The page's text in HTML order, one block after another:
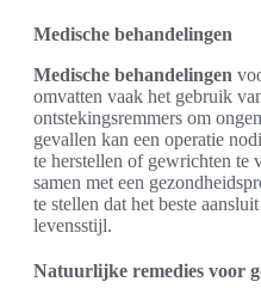
Medische behandelingen
Medische behandelingen
omvatten vaak het gebruik
ontstekingsremmers om
gevallen kan een operatie
te herstellen of gewrichten te
samen met een
te stellen dat het beste
levensstijl.
Natuurlijke remedies voor